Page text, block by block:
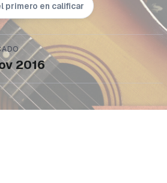
primero en calificar
2016